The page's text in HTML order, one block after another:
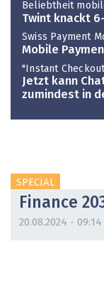
Beliebtheit
Twint knackt
Swiss Payment
Mobile
"Instant
Jetzt kann
zumindest in
SPECIAL
Finance
20.08.2024 -